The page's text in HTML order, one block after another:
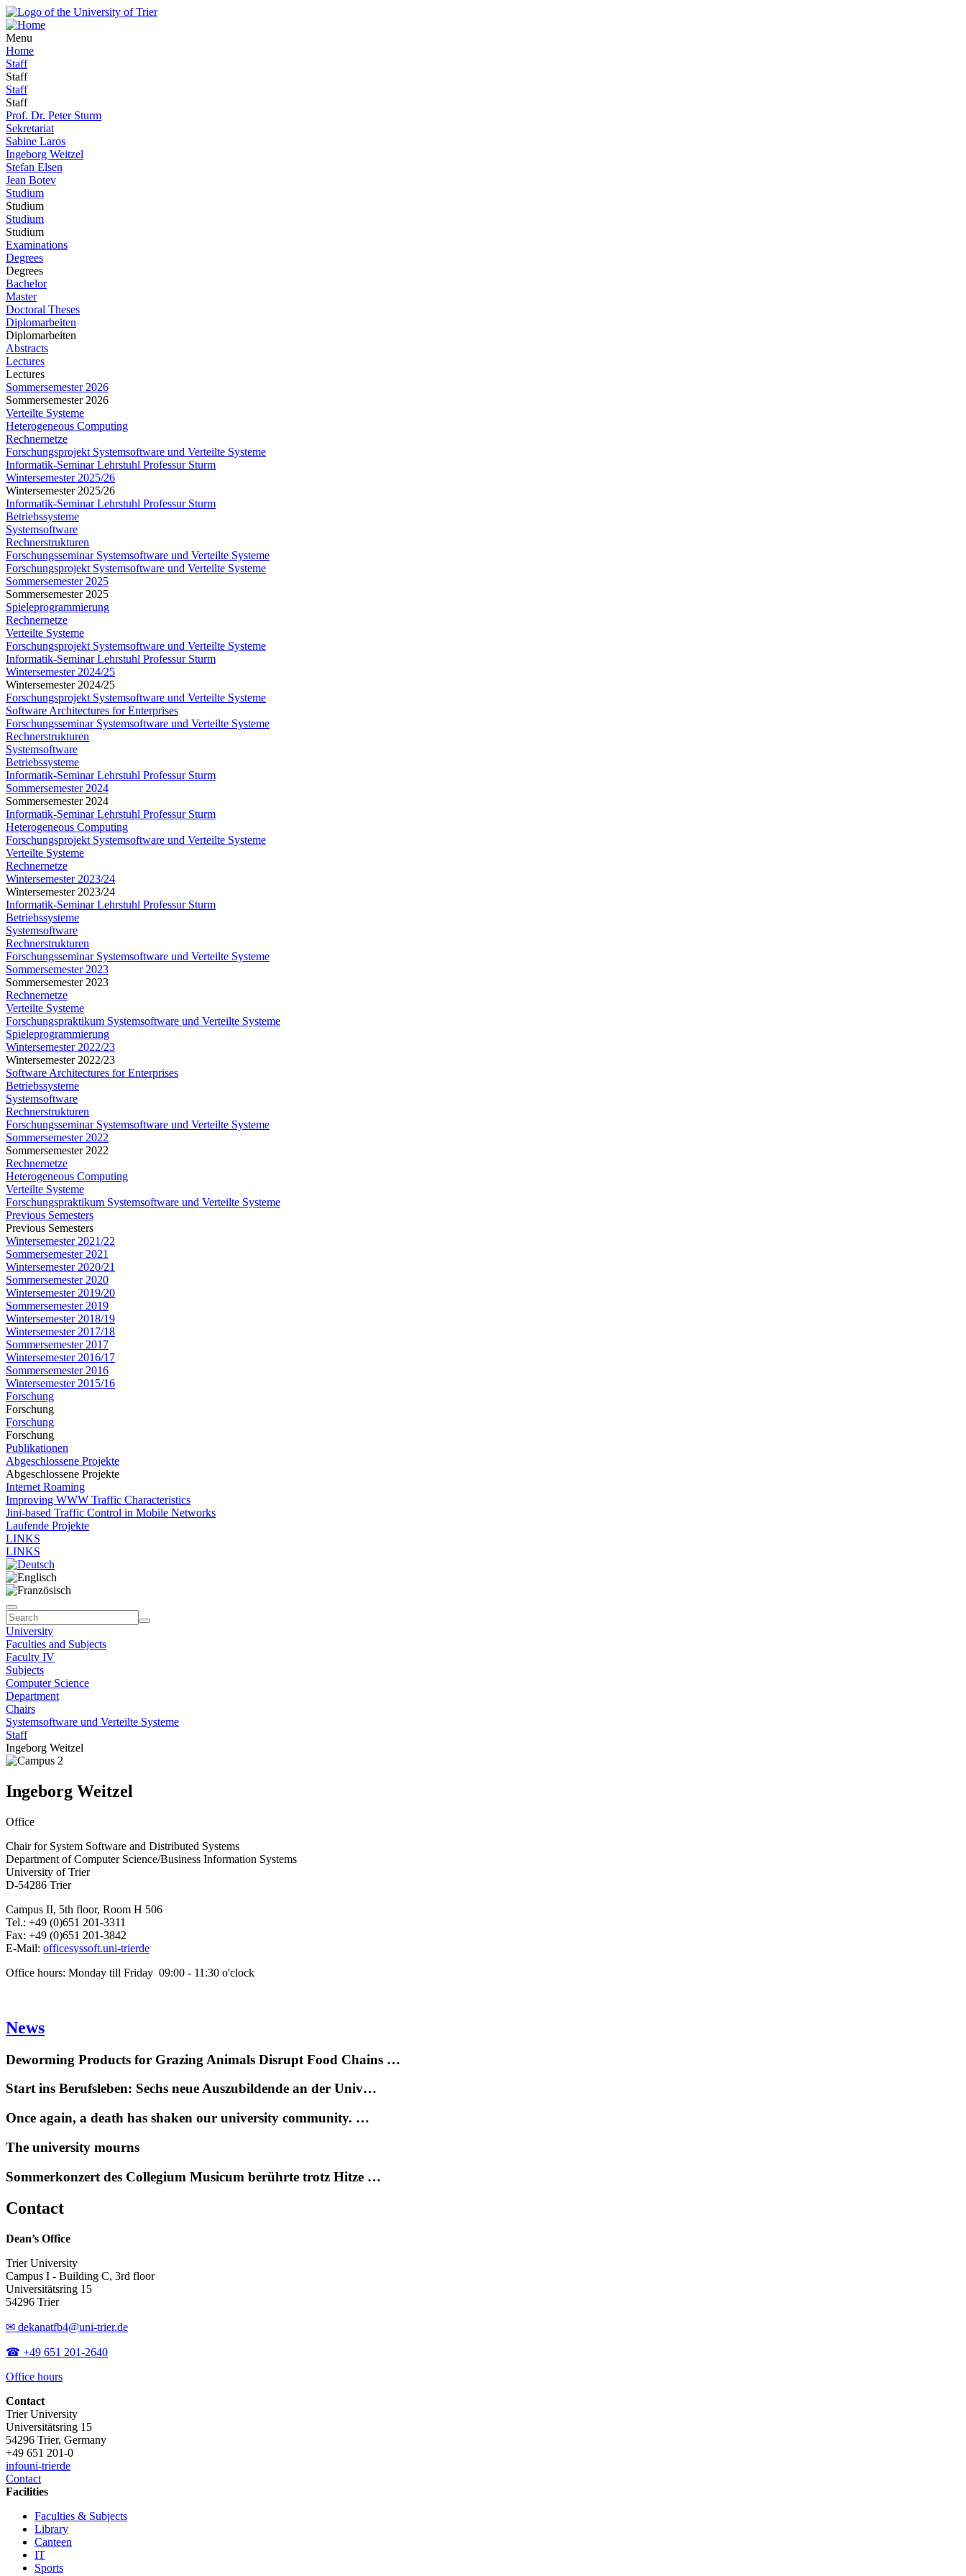
Menu
Home
Staff
Staff
Staff
Staff
Prof. Dr. Peter Sturm
Sekretariat
Sabine Laros
Ingeborg Weitzel
Stefan Elsen
Jean Botev
Studium
Studium
Studium
Studium
Examinations
Degrees
Degrees
Bachelor
Master
Doctoral Theses
Diplomarbeiten
Diplomarbeiten
Abstracts
Lectures
Lectures
Sommersemester 2026
Sommersemester 2026
Verteilte Systeme
Heterogeneous Computing
Rechnernetze
Forschungsprojekt Systemsoftware und Verteilte Systeme
Informatik-Seminar Lehrstuhl Professur Sturm
Wintersemester 2025/26
Wintersemester 2025/26
Informatik-Seminar Lehrstuhl Professur Sturm
Betriebssysteme
Systemsoftware
Rechnerstrukturen
Forschungsseminar Systemsoftware und Verteilte Systeme
Forschungsprojekt Systemsoftware und Verteilte Systeme
Sommersemester 2025
Sommersemester 2025
Spieleprogrammierung
Rechnernetze
Verteilte Systeme
Forschungsprojekt Systemsoftware und Verteilte Systeme
Informatik-Seminar Lehrstuhl Professur Sturm
Wintersemester 2024/25
Wintersemester 2024/25
Forschungsprojekt Systemsoftware und Verteilte Systeme
Software Architectures for Enterprises
Forschungsseminar Systemsoftware und Verteilte Systeme
Rechnerstrukturen
Systemsoftware
Betriebssysteme
Informatik-Seminar Lehrstuhl Professur Sturm
Sommersemester 2024
Sommersemester 2024
Informatik-Seminar Lehrstuhl Professur Sturm
Heterogeneous Computing
Forschungsprojekt Systemsoftware und Verteilte Systeme
Verteilte Systeme
Rechnernetze
Wintersemester 2023/24
Wintersemester 2023/24
Informatik-Seminar Lehrstuhl Professur Sturm
Betriebssysteme
Systemsoftware
Rechnerstrukturen
Forschungsseminar Systemsoftware und Verteilte Systeme
Sommersemester 2023
Sommersemester 2023
Rechnernetze
Verteilte Systeme
Forschungspraktikum Systemsoftware und Verteilte Systeme
Spieleprogrammierung
Wintersemester 2022/23
Wintersemester 2022/23
Software Architectures for Enterprises
Betriebssysteme
Systemsoftware
Rechnerstrukturen
Forschungsseminar Systemsoftware und Verteilte Systeme
Sommersemester 2022
Sommersemester 2022
Rechnernetze
Heterogeneous Computing
Verteilte Systeme
Forschungspraktikum Systemsoftware und Verteilte Systeme
Previous Semesters
Previous Semesters
Wintersemester 2021/22
Sommersemester 2021
Wintersemester 2020/21
Sommersemester 2020
Wintersemester 2019/20
Sommersemester 2019
Wintersemester 2018/19
Wintersemester 2017/18
Sommersemester 2017
Wintersemester 2016/17
Sommersemester 2016
Wintersemester 2015/16
Forschung
Forschung
Forschung
Forschung
Publikationen
Abgeschlossene Projekte
Abgeschlossene Projekte
Internet Roaming
Improving WWW Traffic Characteristics
Jini-based Traffic Control in Mobile Networks
Laufende Projekte
LINKS
LINKS
University
Faculties and Subjects
Faculty IV
Subjects
Computer Science
Department
Chairs
Systemsoftware und Verteilte Systeme
Staff
Ingeborg Weitzel
Ingeborg Weitzel
Office
Chair for System Software and Distributed Systems
Department of Computer Science/Business Information Systems
University of Trier
D-54286 Trier
Campus II, 5th floor, Room H 506
Tel.: +49 (0)651 201-3311
Fax: +49 (0)651 201-3842
E-Mail: officesyssoft.uni-trierde
Office hours: Monday till Friday 09:00 - 11:30 o'clock
News
Deworming Products for Grazing Animals Disrupt Food Chains …
Start ins Berufsleben: Sechs neue Auszubildende an der Univ…
Once again, a death has shaken our university community. …
The university mourns
Sommerkonzert des Collegium Musicum berührte trotz Hitze …
Contact
Dean’s Office
Trier University
Campus I - Building C, 3rd floor
Universitätsring 15
54296 Trier
✉ dekanatfb4@uni-trier.de
☎ +49 651 201-2640
Office hours
Contact
Trier University
Universitätsring 15
54296 Trier, Germany
+49 651 201-0
infouni-trierde
Contact
Facilities
Faculties & Subjects
Library
Canteen
IT
Sports